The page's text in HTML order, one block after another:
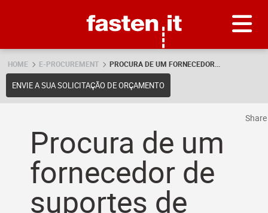
HOME E-PROCUREMENT PROCURA DE UM FORNECEDOR...
ENVIE A SUA SOLICITAÇÃO DE ORÇAMENTO
Procura de um
fornecedor de
suportes de
Share